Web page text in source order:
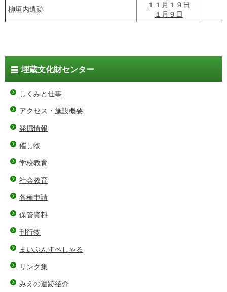
柳垣内遺跡
１１月１９日
１月９日
埋蔵文化財センター
しくみと仕事
アクセス・施設概要
発掘情報
催し物
学校教育
社会教育
各種申請
保管資料
刊行物
まいぶんすぺしゃる
リンク集
みえの遺跡紹介